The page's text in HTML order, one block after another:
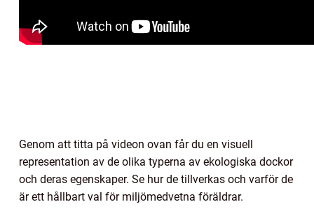
Genom att titta på videon ovan får du en visuell
representation av de olika typerna av ekologiska dockor
och deras egenskaper. Se hur de tillverkas och varför de
är ett hållbart val för miljömedvetna föräldrar.